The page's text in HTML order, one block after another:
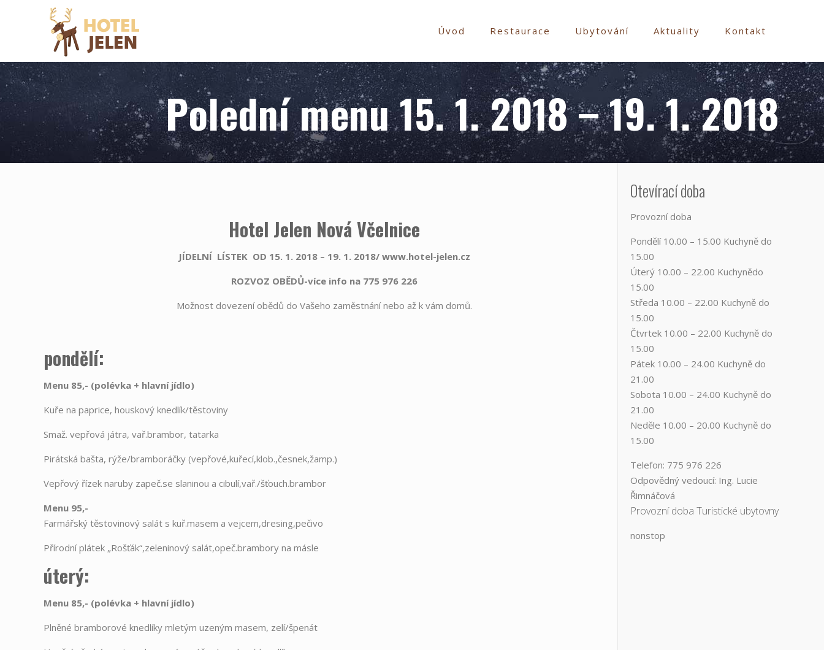
Úvod Restaurace Ubytování Aktuality Kontakt
Polední menu 15. 1. 2018 – 19. 1. 2018
Hotel Jelen Nová Včelnice
JÍDELNÍ LÍSTEK OD 15. 1. 2018 – 19. 1. 2018/ www.hotel-jelen.cz
ROZVOZ OBĚDŮ-více info na 775 976 226
Možnost dovezení obědů do Vašeho zaměstnání nebo až k vám domů.
pondělí:
Menu 85,- (polévka + hlavní jídlo)
Kuře na paprice, houskový knedlík/těstoviny
Smaž. vepřová játra, vař.brambor, tatarka
Pirátská bašta, rýže/bramboráčky (vepřové,kuřecí,klob.,česnek,žamp.)
Vepřový řízek naruby zapeč.se slaninou a cibulí,vař./šťouch.brambor
Menu 95,-
Farmářský těstovinový salát s kuř.masem a vejcem,dresing,pečivo
Přírodní plátek „Rošťák“,zeleninový salát,opeč.brambory na másle
úterý:
Menu 85,- (polévka + hlavní jídlo)
Plněné bramborové knedlíky mletým uzeným masem, zelí/špenát
Otevírací doba
Provozní doba
Pondělí​ 10.00 – 15.00​​ Kuchyně do
15.00
Úterý ​10.00 – 22.00​​ Kuchynědo
15.00
Středa ​10.00 – 22.00 ​​Kuchyně do
15.00
Čtvrtek​ 10.00 – 22.00 ​​Kuchyně do
15.00
Pátek​ 10.00 – 24.00​​ Kuchyně do
21.00
Sobota ​10.00 – 24.00​​ Kuchyně do
21.00
Neděle ​10.00 – 20.00​​ Kuchyně do
15.00
Telefon: 775 976 226
Odpovědný vedoucí: Ing. Lucie
Řimnáčová
Provozní doba Turistické ubytovny
nonstop